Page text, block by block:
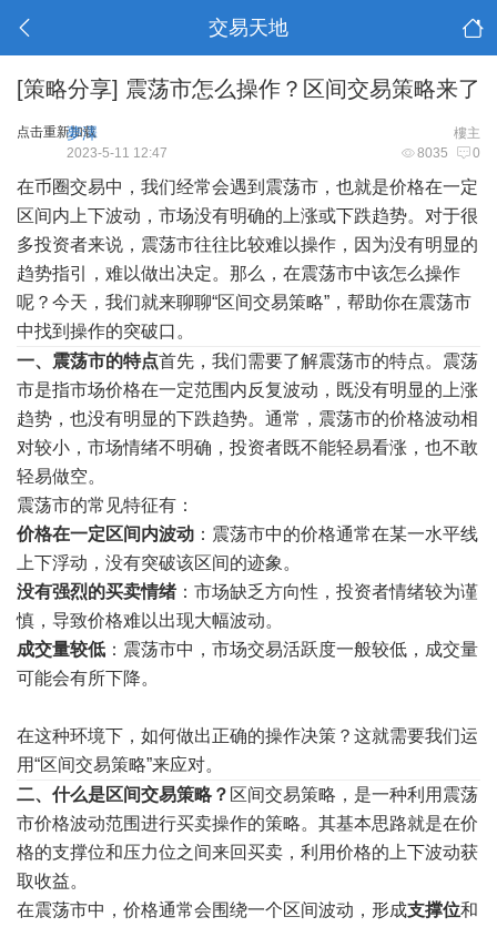
交易天地
[策略分享] 震荡市怎么操作？区间交易策略来了
点击重新加载 樓主
夢澤
8035 0
2023-5-11 12:47
在币圈交易中，我们经常会遇到震荡市，也就是价格在一定
区间内上下波动，市场没有明确的上涨或下跌趋势。对于很
多投资者来说，震荡市往往比较难以操作，因为没有明显的
趋势指引，难以做出决定。那么，在震荡市中该怎么操作
呢？今天，我们就来聊聊“区间交易策略”，帮助你在震荡市
中找到操作的突破口。
一、震荡市的特点首先，我们需要了解震荡市的特点。震荡
市是指市场价格在一定范围内反复波动，既没有明显的上涨
趋势，也没有明显的下跌趋势。通常，震荡市的价格波动相
对较小，市场情绪不明确，投资者既不能轻易看涨，也不敢
轻易做空。
震荡市的常见特征有：
价格在一定区间内波动 ：震荡市中的价格通常在某一水平线
上下浮动，没有突破该区间的迹象。
没有强烈的买卖情绪 ：市场缺乏方向性，投资者情绪较为谨
慎，导致价格难以出现大幅波动。
成交量较低 ：震荡市中，市场交易活跃度一般较低，成交量
可能会有所下降。
在这种环境下，如何做出正确的操作决策？这就需要我们运
用“区间交易策略”来应对。
二、什么是区间交易策略？ 区间交易策略，是一种利用震荡
市价格波动范围进行买卖操作的策略。其基本思路就是在价
格的支撑位和压力位之间来回买卖，利用价格的上下波动获
取收益。
在震荡市中，价格通常会围绕一个区间波动，形成支撑位和